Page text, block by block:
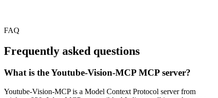
FAQ
Frequently asked questions
What is the Youtube-Vision-MCP MCP server?
Youtube-Vision-MCP is a Model Context Protocol server from